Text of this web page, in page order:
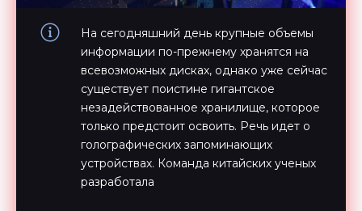
На сегодняшний день крупные объемы
информации по-прежнему хранятся на
всевозможных дисках, однако уже сейчас
существует поистине гигантское
незадействованное хранилище, которое
только предстоит освоить. Речь идет о
голографических запоминающих
устройствах. Команда китайских ученых
разработала